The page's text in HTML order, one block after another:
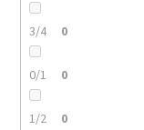
3/4 0
0/1 0
1/2 0